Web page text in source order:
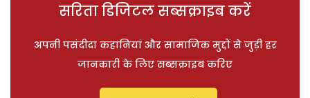
सरिता डिजिटल सब्सक्राइब करें
अपनी पसंदीदा कहानियां और सामाजिक मुद्दों से जुड़ी हर
जानकारी के लिए सब्सक्राइब करिए